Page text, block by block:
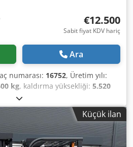
€12.500
Sabit fiyat KDV hariç
Ara
numarası: 16752, Üretim yılı:
kg, kaldırma yüksekliği: 5.520
1.820 mm
tipi:triplex, inşaat yüksekliği:
, çatalların uzunluğu:1.150
, arka lastik boyutu: , toplam
Cjdox Nk Hyspfx Ah Ejrf Seri
Küçük ilan